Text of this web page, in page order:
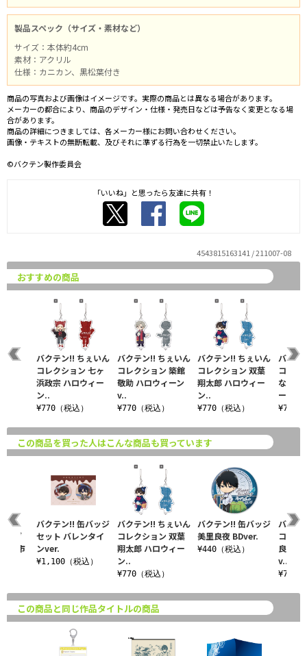
製品スペック（サイズ・素材など）
サイズ：本体約4cm
素材：アクリル
仕様：カニカン、黒松葉付き
商品の写真および画像はイメージです。実際の商品とは異なる場合があります。
メーカーの都合により、商品のデザイン・仕様・発売日などは予告なく変更となる場
合があります。
商品の詳細につきましては、各メーカー様にお問い合わせください。
画像・テキストの無断転載、及びそれに準ずる行為を一切禁止いたします。
©バクテン製作委員会
「いいね」と思ったら友達に共有！
4543815163141 / 211007-08
おすすめの商品
バクテン!! ちぇいん
コレクション 築館
敬助 ハロウィーン
v..
¥770（税込）
バクテン!! ちぇいん
コレクション 双葉
翔太郎 ハロウィー
ン..
¥770（税込）
バクテ
コレク
ながよ
ー..
¥770
バクテン!! ちぇいん
コレクション 七ヶ
浜政宗 ハロウィー
ン..
¥770（税込）
この商品を買った人はこんな商品も買っています
バクテン!! ちぇいん
コレクション 双葉
翔太郎 ハロウィー
ン..
¥770（税込）
バクテン!! 缶バッジ
美里良夜 BDver.
¥440（税込）
バクテ
コレク
良夜
v..
¥770
!!
ルダ
沼市
バクテン!! 缶バッジ
セット バレンタイ
ンver.
¥1,100（税込）
この商品と同じ作品タイトルの商品